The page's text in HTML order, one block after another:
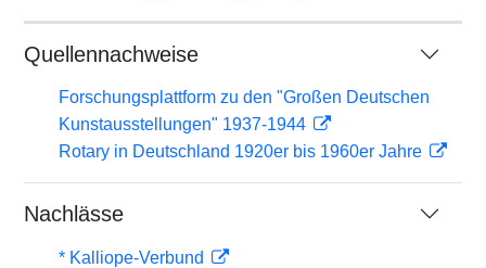
Quellennachweise
Forschungsplattform zu den "Großen Deutschen
Kunstausstellungen" 1937-1944
Rotary in Deutschland 1920er bis 1960er Jahre
Nachlässe
* Kalliope-Verbund